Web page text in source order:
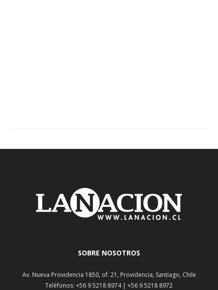
SOBRE NOSOTROS
Av. Nueva Providencia 1850, of. 21, Providencia, Santiago, Chile
Teléfonos: +56 9 5218 8974 | +56 9 5218 8972